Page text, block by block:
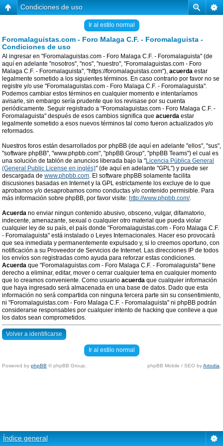
Condiciones de uso
Ir al estilo normal
Foromalaguistas.com - Foro Malaga C.F. - Foromalaguista -
Condiciones de uso
Al ingresar en "Foromalaguistas.com - Foro Malaga C.F. - Foromalaguista" (de
aquí en adelante "nosotros", "nos", "nuestro", "Foromalaguistas.com - Foro
Malaga C.F. - Foromalaguista", "https://foromalaguistas.com"), acuerda estar
legalmente sometido a los siguientes términos. En caso contrario por favor no se
registre y/o use "Foromalaguistas.com - Foro Malaga C.F. - Foromalaguista".
Podemos cambiar estos términos en cualquier momento e intentaríamos
avisarle, sin embargo sería prudente que los revisase por su cuenta
periódicamente. Seguir registrado a "Foromalaguistas.com - Foro Malaga C.F. -
Foromalaguista" después de esos cambios significa que acuerda estar
legalmente sometido a esos nuevos términos tal como fueron actualizados y/o
reformados.
Nuestros foros están desarrollados por phpBB (de aquí en adelante "ellos", "sus",
"software phpBB", "www.phpbb.com", "phpBB Group", "phpBB Teams") el cual es
una solución de tablón de anuncios liberada bajo la "Licencia Pública General
(General Public License en inglés)" (de aquí en adelante "GPL") y puede ser
descargada de www.phpbb.com. El software phpBB solamente facilita
discusiones basadas en Internet y la GPL estrictamente los excluye de lo que
aprobamos y/o desaprobamos como conductas y/o contenido permisible. Para
más información sobre phpBB, por favor visite: http://www.phpbb.com/.
Acuerda no enviar ningun contenido abusivo, obsceno, vulgar, difamatorio,
indecente, amenazante, sexual o cualquier otro material que pueda violar
cualquier ley de su país, el país donde "Foromalaguistas.com - Foro Malaga C.F.
- Foromalaguista" está instalado o Leyes Internacionales. Hacer eso provocará
que sea inmediata y permanentemente expulsado y, si lo creemos oportuno, con
notificación a su Proveedor de Servicios de Internet. Las direcciones IP de todos
los envíos son registradas como ayuda para reforzar estas condiciones.
Acuerda que "Foromalaguistas.com - Foro Malaga C.F. - Foromalaguista" tiene
derecho a eliminar, editar, mover o cerrar cualquier tema en cualquier momento
que lo creamos conveniente. Como usuario acuerda que cualquier información
que haya ingresado será almacenada en una base de datos. Dado que esta
información no será compartida con ninguna tercera parte sin su consentimiento,
ni "Foromalaguistas.com - Foro Malaga C.F. - Foromalaguista" ni phpBB podrán
considerarse responsables por cualquier intento de hacking que conlleve a que
los datos sean comprometidos.
Volver a identificarse
Ir al estilo normal
Powered by phpBB © phpBB Group. phpBB Mobile / SEO byArtodia
Índice general